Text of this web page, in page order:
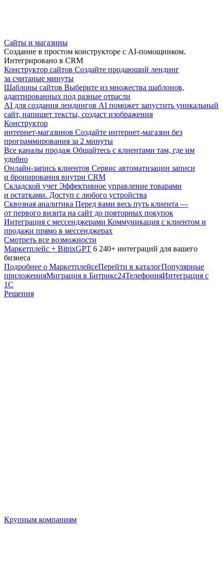
Сайты и магазины
Создание в простом конструкторе с AI-помощником.
Интегрировано в CRM
Конструктор сайтов Создайте продающий лендинг
за считаные минуты
Шаблоны сайтов Выберите из множества шаблонов,
адаптированных под разные отрасли
AI для создания лендингов AI поможет запустить уникальный
сайт, напишет тексты, создаст изображения
Конструктор
интернет-магазинов Создайте интернет-магазин без
программирования за 2 минуты
Все каналы продаж Общайтесь с клиентами там, где им
удобно
Онлайн-запись клиентов Сервис автоматизации записи
и бронирования внутри CRM
Складской учет Эффективное управление товарами
и остатками. Доступ с любого устройства
Сквозная аналитика Перед вами весь путь клиента —
от первого визита на сайт до повторных покупок
Интеграция с мессенджерами Коммуникация с клиентом и
продажи прямо в мессенджерах
Смотреть все возможности
Маркетплейс + BitrixGPT 6 240+ интеграций для вашего
бизнеса
Подробнее о МаркетплейсеПерейти в каталогПопулярные
приложенияМиграция в Битрикс24ТелефонияИнтеграция с
1С
Решения
Крупным компаниям